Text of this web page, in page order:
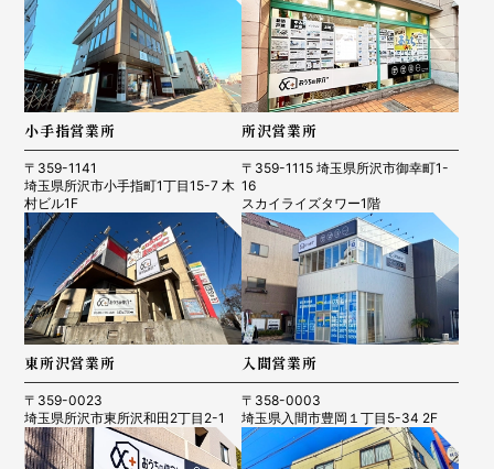
小手指営業所
〒359-1141
埼玉県所沢市小手指町1丁目15-7 木
村ビル1F
所沢営業所
〒359-1115 埼玉県所沢市御幸町1-
16
スカイライズタワー1階
東所沢営業所
〒359-0023
埼玉県所沢市東所沢和田2丁目2-1
入間営業所
〒358-0003
埼玉県入間市豊岡１丁目5-34 2F